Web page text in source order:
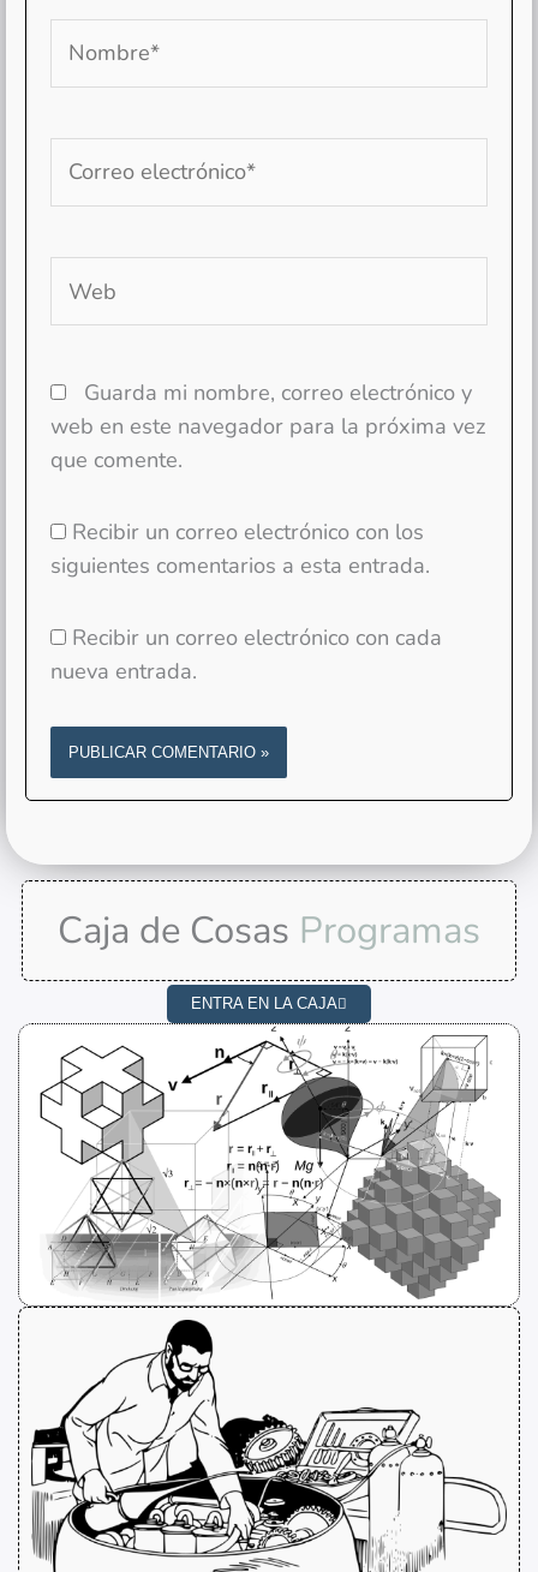
electrónico*
Guarda mi nombre, correo electrónico y
web en este navegador para la próxima vez
que comente.
Recibir un correo electrónico con los
siguientes comentarios a esta entrada.
Recibir un correo electrónico con cada
nueva entrada.
Caja de Cosas Programas
ENTRA EN LA CAJA